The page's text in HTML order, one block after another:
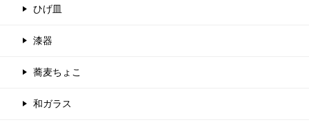
ひげ皿
漆器
蕎麦ちょこ
和ガラス